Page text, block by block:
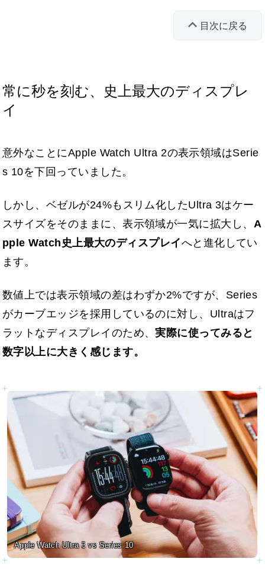
目次に戻る
常に秒を刻む、史上最大のディスプレ
イ
意外なことにApple Watch Ultra 2の表示領域はSerie
s 10を下回っていました。
しかし、ベゼルが24%もスリム化したUltra 3はケー
スサイズをそのままに、表示領域が一気に拡大し、 A
pple Watch史上最大のディスプレイへと進化してい
ます。
数値上では表示領域の差はわずか2%ですが、Series
がカーブエッジを採用しているのに対し、Ultraはフ
ラットなディスプレイのため、実際に使ってみると
数字以上に大きく感じます。
Apple Watch Ultra 3 vs Series 10